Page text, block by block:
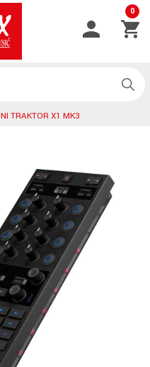
0
NI TRAKTOR X1 MK3